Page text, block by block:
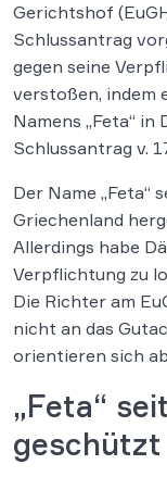
Gerichtshof
Schlussantrag
gegen seine
verstoßen, indem
Namens „Feta“
Schlussantrag v.
Der Name „Feta“
Griechenland
Allerdings habe
Verpflichtung zu
Die Richter am
nicht an das
orientieren sich
„Feta“
geschützt